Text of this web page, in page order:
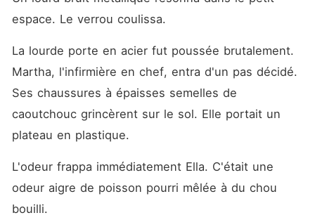
que l'ivrogne d'Ivan est venu
fièrement de ses violences.
Comment sa propre famille
pouvait-elle la haïr à ce
point et chérir un monstre ?
obéissant. Mais ils ignoraient
boîte d'effets personnels se
espace. Le verrou coulissa.
La lourde porte en acier fut poussée brutalement.
Martha, l'infirmière en chef, entra d'un pas décidé.
Ses chaussures à épaisses semelles de
caoutchouc grincèrent sur le sol. Elle portait un
plateau en plastique.
L'odeur frappa immédiatement Ella. C'était une
odeur aigre de poisson pourri mêlée à du chou
bouilli.